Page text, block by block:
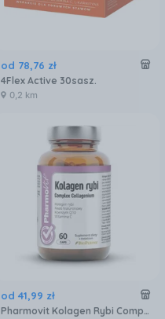
od 78,76 zł
4Flex Active 30sasz.
0,2 km
od 41,99 zł
Pharmovit Kolagen Rybi Complex Collagenium 60kaps.